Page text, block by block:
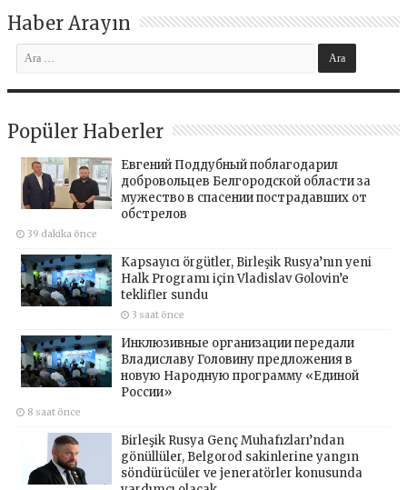
Haber Arayın
Popüler Haberler
Евгений Поддубный поблагодарил
добровольцев Белгородской области за
мужество в спасении пострадавших от
обстрелов
39 dakika önce
Kapsayıcı örgütler, Birleşik Rusya’nın yeni
Halk Programı için Vladislav Golovin’e
teklifler sundu
3 saat önce
Инклюзивные организации передали
Владиславу Головину предложения в
новую Народную программу «Единой
России»
8 saat önce
Birleşik Rusya Genç Muhafızları’ndan
gönüllüler, Belgorod sakinlerine yangın
söndürücüler ve jeneratörler konusunda